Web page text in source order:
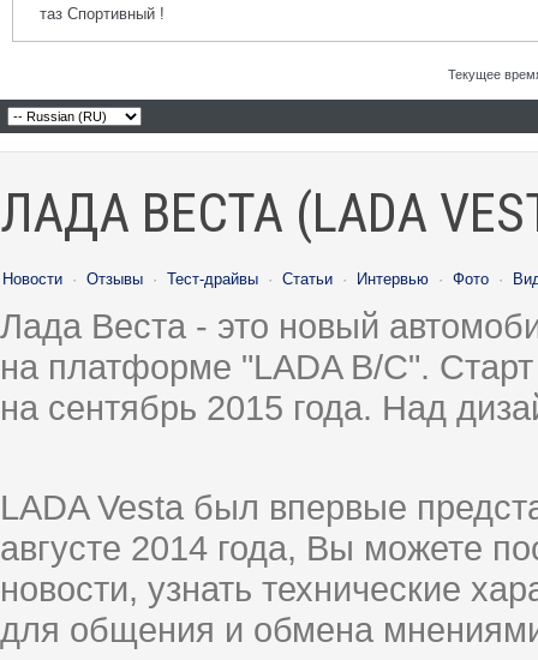
таз Спортивный !
Текущее
ЛАДА ВЕСТА (LADA
Новости · Отзывы · Тест-драйвы · Статьи · Интервью · Фото ·
Лада Веста - это новый
на платформе "LADA B/C".
на сентябрь 2015 года. Над
LADA Vesta был впервые
августе 2014 года, Вы можете
новости, узнать технические
для общения и обмена